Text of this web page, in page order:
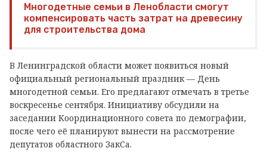
Многодетные семьи в Ленобласти смогут
компенсировать часть затрат на древесину
для строительства дома
В Ленинградской области может появиться новый
официальный региональный праздник — День
многодетной семьи. Его предлагают отмечать в третье
воскресенье сентября. Инициативу обсудили на
заседании Координационного совета по демографии,
после чего её планируют вынести на рассмотрение
депутатов областного ЗакСа.